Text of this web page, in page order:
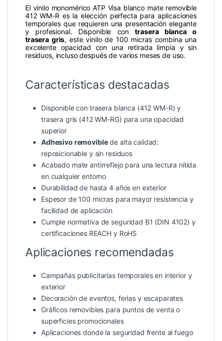
El vinilo monomérico ATP Visa blanco mate removible
412 WM-R es la elección perfecta para aplicaciones
temporales que requieren una presentación elegante
y profesional. Disponible contrasera blanca o
trasera gris, este vinilo de 100 micras combina una
excelente opacidad con una retirada limpia y sin
residuos, incluso después de varios meses de uso.
Características destacadas
Disponible con trasera blanca (412 WM-R) y
trasera gris (412 WM-RG) para una opacidad
superior
Adhesivo removiblede alta calidad:
reposicionable y sin residuos
Acabado mate antirreflejo para una lectura nítida
en cualquier entorno
Durabilidad de hasta 4 años en exterior
Espesor de 100 micras para mayor resistencia y
facilidad de aplicación
Cumple normativa de seguridad B1 (DIN 4102) y
certificaciones REACH y RoHS
Aplicaciones recomendadas
Campañas publicitarias temporales en interior y
exterior
Decoración de eventos, ferias y escaparates
Gráficos removibles para puntos de venta o
superficies promocionales
Aplicaciones donde la seguridad frente al fuego